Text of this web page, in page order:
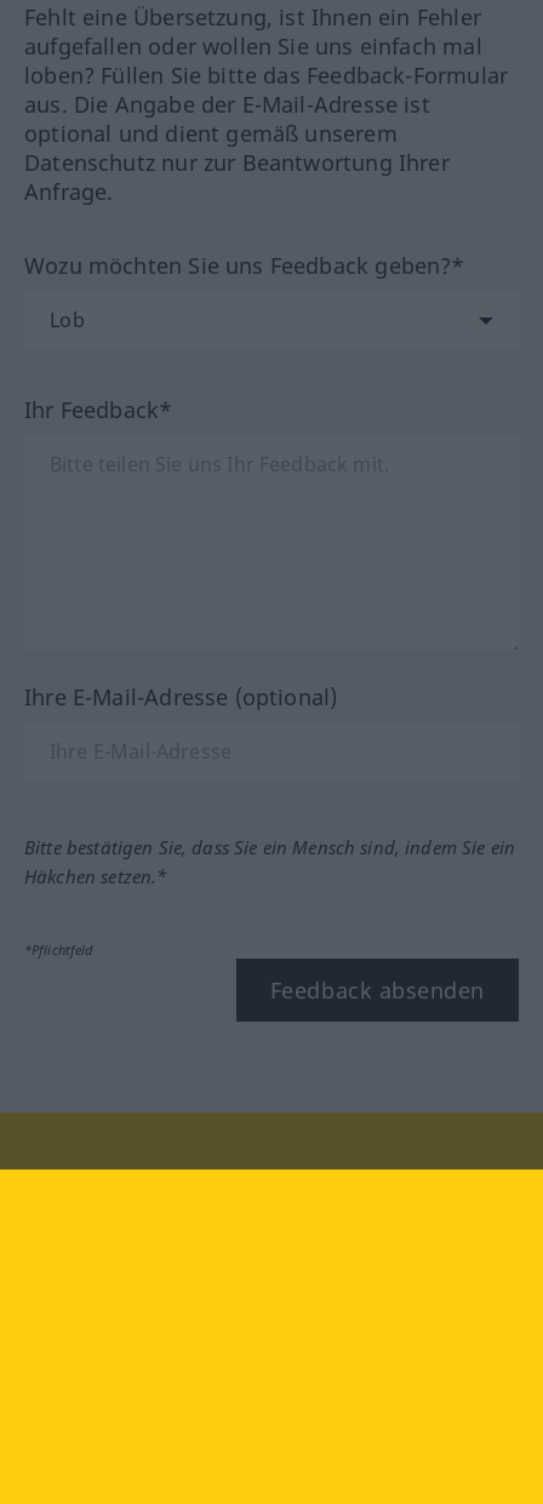
Fehlt eine Übersetzung, ist Ihnen ein Fehler
aufgefallen oder wollen Sie uns einfach mal
loben? Füllen Sie bitte das Feedback-Formular
aus. Die Angabe der E-Mail-Adresse ist
optional und dient gemäß unserem
Datenschutz nur zur Beantwortung Ihrer
Anfrage.
Wozu möchten Sie uns Feedback geben?*
Ihr Feedback*
Ihre E-Mail-Adresse (optional)
Bitte bestätigen Sie, dass Sie ein Mensch sind, indem Sie ein
Häkchen setzen.*
*Pflichtfeld
Feedback absenden